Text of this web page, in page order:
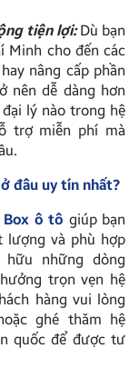
tiện lợi:Dù bạn
Minh cho đến các
nâng cấp phần
nên dễ dàng hơn
lý nào trong hệ
trợ miễn phí mà
đâu uy tín nhất?
Box ô tô giúp bạn
lượng và phù hợp
những dòng
trọn vẹn hệ
hàng vui lòng
ghé thăm hệ
quốc để được tư